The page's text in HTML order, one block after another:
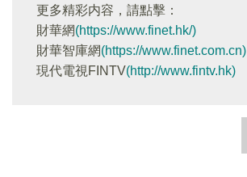
更多精彩内容，請點擊：
財華網(https://www.finet.hk/)
財華智庫網(https://www.finet.com.cn)
現代電視FINTV(http://www.fintv.hk)